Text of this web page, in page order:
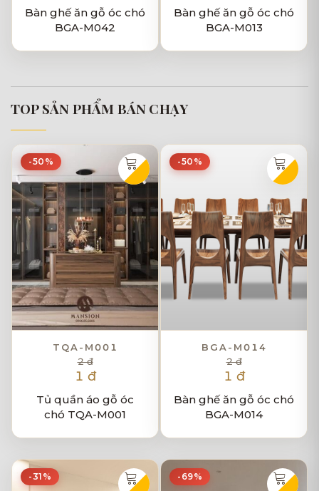
Bàn ghế ăn gỗ óc chó
BGA-M042
Bàn ghế ăn gỗ óc chó
BGA-M013
TOP SẢN PHẨM BÁN CHẠY
-50%
TQA-M001
2 đ
1 đ
Tủ quần áo gỗ óc
chó TQA-M001
-50%
BGA-M014
2 đ
1 đ
Bàn ghế ăn gỗ óc chó
BGA-M014
-31% -69%